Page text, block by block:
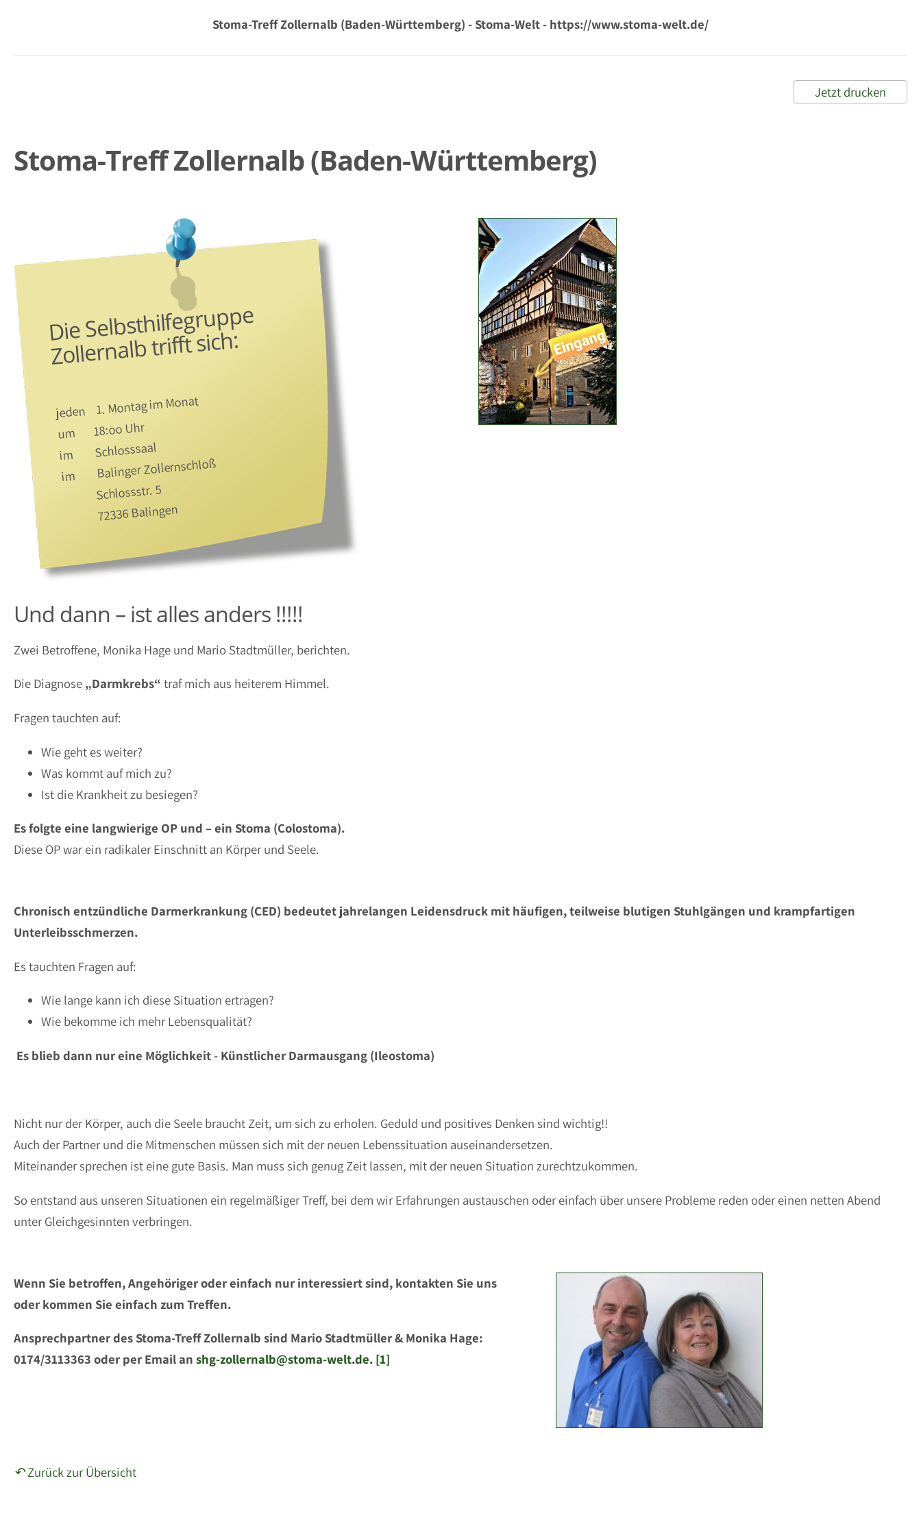
Stoma-Treff Zollernalb (Baden-Württemberg) - Stoma-Welt - https://www.stoma-welt.de/
Jetzt drucken
Stoma-Treff Zollernalb (Baden-Württemberg)
Die Selbsthilfegruppe
Zollernalb trifft sich:
jeden 1. Montag im Monat
um 18:oo Uhr
im Schlosssaal
im Balinger Zollernschloß
Schlossstr. 5
72336 Balingen
Und dann – ist alles anders !!!!!
Zwei Betroffene, Monika Hage und Mario Stadtmüller, berichten.
Die Diagnose „Darmkrebs“ traf mich aus heiterem Himmel.
Fragen tauchten auf:
Wie geht es weiter?
Was kommt auf mich zu?
Ist die Krankheit zu besiegen?
Es folgte eine langwierige OP und – ein Stoma (Colostoma).
Diese OP war ein radikaler Einschnitt an Körper und Seele.
Chronisch entzündliche Darmerkrankung (CED) bedeutet jahrelangen Leidensdruck mit häufigen, teilweise blutigen Stuhlgängen und krampfartigen
Unterleibsschmerzen.
Es tauchten Fragen auf:
Wie lange kann ich diese Situation ertragen?
Wie bekomme ich mehr Lebensqualität?
Es blieb dann nur eine Möglichkeit - Künstlicher Darmausgang (Ileostoma)
Nicht nur der Körper, auch die Seele braucht Zeit, um sich zu erholen. Geduld und positives Denken sind wichtig!!
Auch der Partner und die Mitmenschen müssen sich mit der neuen Lebenssituation auseinandersetzen.
Miteinander sprechen ist eine gute Basis. Man muss sich genug Zeit lassen, mit der neuen Situation zurechtzukommen.
So entstand aus unseren Situationen ein regelmäßiger Treff, bei dem wir Erfahrungen austauschen oder einfach über unsere Probleme reden oder einen netten Abend
unter Gleichgesinnten verbringen.
Wenn Sie betroffen, Angehöriger oder einfach nur interessiert sind, kontakten Sie uns
oder kommen Sie einfach zum Treffen.
Ansprechpartner des Stoma-Treff Zollernalb sind Mario Stadtmüller & Monika Hage:
0174/3113363 oder per Email an shg-zollernalb@stoma-welt.de. [1]
Zurück zur Übersicht